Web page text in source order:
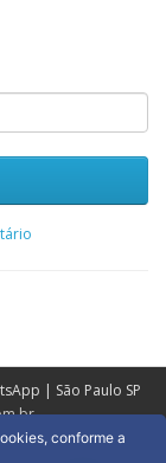
| São Paulo SP
conforme a